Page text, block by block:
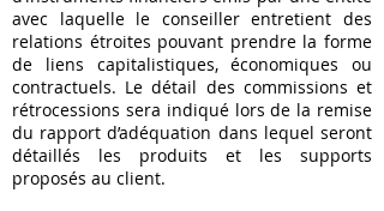
avec laquelle le conseiller entretient des
relations étroites pouvant prendre la forme
de liens capitalistiques, économiques ou
contractuels. Le détail des commissions et
rétrocessions sera indiqué lors de la remise
du rapport d’adéquation dans lequel seront
détaillés les produits et les supports
proposés au client.